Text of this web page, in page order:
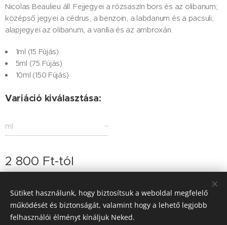
Nicolas Beaulieu áll. Fejjegyei a rózsaszín bors és az olibanum;
középső jegyei a cédrus, a benzoin, a labdanum és a pacsuli;
alapjegyei az olibanum, a vanília és az ambroxán.
1ml (15 Fújás)
5ml (75 Fújás)
10ml (150 Fújás)
Variáció kiválasztása:
ml
2 800 Ft-tól
© 2026 Minden jog fenntartva
Sütiket használunk, hogy biztosítsuk a weboldal megfelelő
működését és biztonságát, valamint hogy a lehető legjobb
felhasználói élményt kínáljuk Neked.